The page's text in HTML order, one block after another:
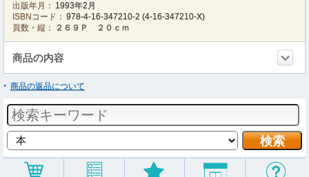
出版年月： 1993年2月
ISBNコード： 978-4-16-347210-2 (4-16-347210-X)
頁数・縦：
２６９Ｐ ２０ｃｍ
商品の内容
商品の返品について